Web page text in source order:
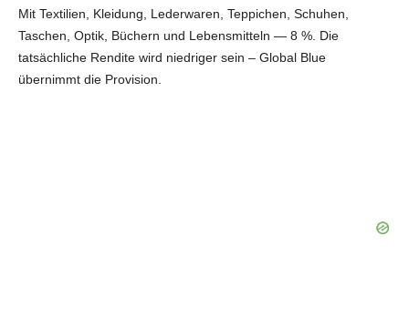
Mit Textilien, Kleidung, Lederwaren, Teppichen, Schuhen,
Taschen, Optik, Büchern und Lebensmitteln — 8 %. Die
tatsächliche Rendite wird niedriger sein – Global Blue
übernimmt die Provision.